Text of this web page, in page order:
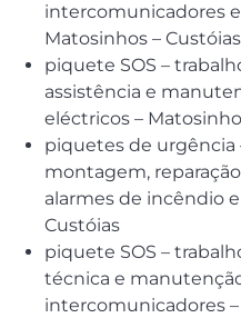
intercomunicadores
Matosinhos – Custóias
piquete SOS –
assistência e
eléctricos –
piquetes de urgência
montagem,
alarmes de incêndio
Custóias
piquete SOS –
técnica e
intercomunicadores